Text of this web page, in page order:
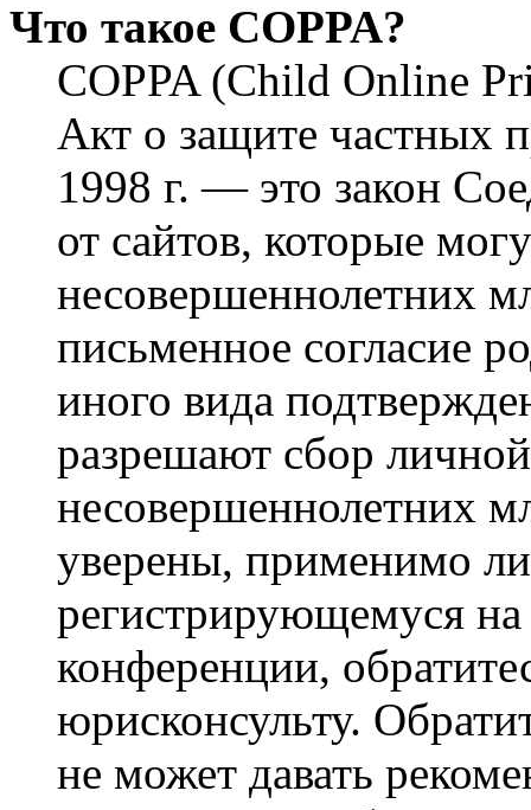
Что такое COPPA?
COPPA (Child Online
Акт о защите частных
1998 г. — это закон
от сайтов, которые
несовершеннолетних
письменное согласие
иного вида
разрешают сбор
несовершеннолетних
уверены, применимо
регистрирующемуся
конференции,
юрисконсульту.
не может давать